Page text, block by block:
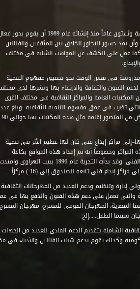
استطاع صندوق التنمية الثقافية على مدى خمسة وثلاثون عاماً منذ إنشائه عام 1989 أن يقوم
يمد جسور التحاور الخلاق بين المثقفين والفنانين
عمل على الكشف عن المواهب الشابة فى مختلف
فى نفس الوقت نحو تحقيق مفهوم التنمية
الفنون والثقافة والارتقاء بها ونشرها لدى
العامة والمراكز الثقافية فى مختلف القرى
التى تضرب فى عمق مفهوم التنمية الثقافية. وبلغ عدد
المكتبات التى أنشأها الصندوق فى أماكن لم يكن من المتصور إقامة مثل هذه المكتبات بها حوالى 90
مراكز إبداع فنى كان لها عظيم الأثر فى تنمية
وخصوصاً أنه تم إمداد هذه المواقع بكافة
المتطلبات التى تكفل لها أداء دورها الثقافى والفنى. وقد بدأت التجربة عام 1996 ببيت الهراوى وامتدت
إبداع فنى تابعة للصندوق إلى (16 ) مركزاً .. .
إدارة وتنظيم ودعم العديد من المهرجانات الثقافية
والتى تعمل على دعم هذه الفنون والدفع بها فى
المصرية، المهرجان القومى للمسرح، مهرجان المسرح
سينما الطفل.....إلخ
الشاملة بتقديم الدعم المادى للعديد من الجهات
وكذلك يقوم بدعم شباب الفنانين والأدباء فى